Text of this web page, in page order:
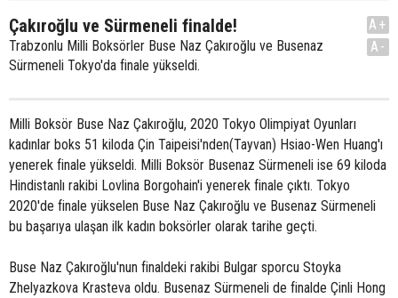
Çakıroğlu ve Sürmeneli finalde!
Trabzonlu Milli Boksörler Buse Naz Çakıroğlu ve Busenaz
Sürmeneli Tokyo'da finale yükseldi.
A+
A-
Milli Boksör Buse Naz Çakıroğlu, 2020 Tokyo Olimpiyat Oyunları
kadınlar boks 51 kiloda Çin Taipeisi'nden(Tayvan) Hsiao-Wen Huang'ı
yenerek finale yükseldi. Milli Boksör Busenaz Sürmeneli ise 69 kiloda
Hindistanlı rakibi Lovlina Borgohain'i yenerek finale çıktı. Tokyo
2020'de finale yükselen Buse Naz Çakıroğlu ve Busenaz Sürmeneli
bu başarıya ulaşan ilk kadın boksörler olarak tarihe geçti.
Buse Naz Çakıroğlu'nun finaldeki rakibi Bulgar sporcu Stoyka
Zhelyazkova Krasteva oldu. Busenaz Sürmeneli de finalde Çinli Hong